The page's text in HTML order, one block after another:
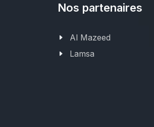
Nos partenaires
Al Mazeed
Lamsa